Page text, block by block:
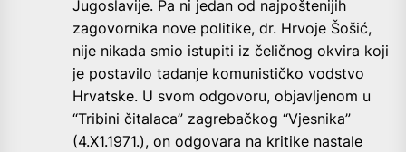
Jugoslavije. Pa ni jedan od najpoštenijih
zagovornika nove politike, dr. Hrvoje Šošić,
nije nikada smio istupiti iz čeličnog okvira koji
je postavilo tadanje komunističko vodstvo
Hrvatske. U svom odgovoru, objavljenom u
“Tribini čitalaca” zagrebačkog “Vjesnika”
(4.X1.1971.), on odgovara na kritike nastale